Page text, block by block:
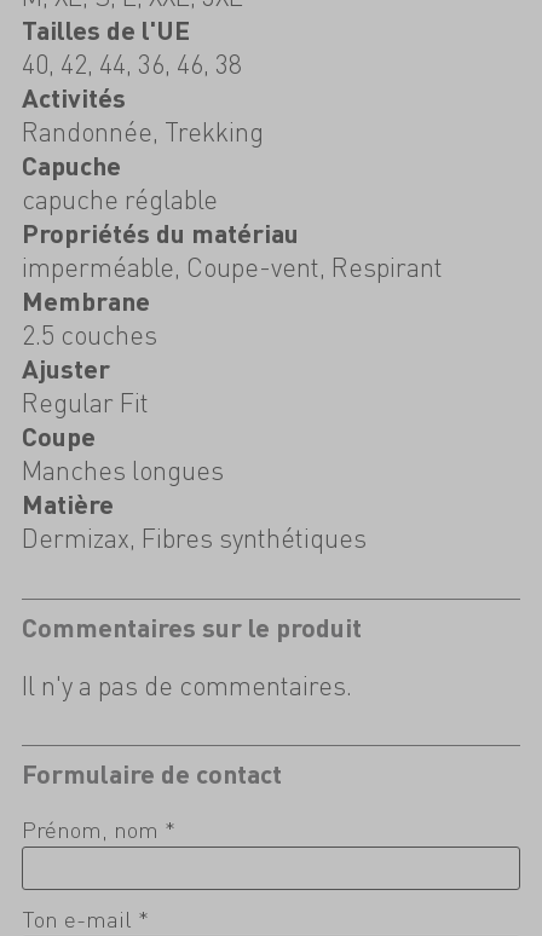
Tailles de l'UE
40, 42, 44, 36, 46, 38
Activités
Randonnée, Trekking
Capuche
capuche réglable
Propriétés du matériau
imperméable, Coupe-vent, Respirant
Membrane
2.5 couches
Ajuster
Regular Fit
Coupe
Manches longues
Matière
Dermizax, Fibres synthétiques
Commentaires sur le produit
Il n'y a pas de commentaires.
Formulaire de contact
Prénom, nom *
Ton e-mail *